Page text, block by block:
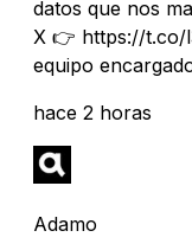
datos que nos
X 👉 https://t.co/
equipo
hace 2 horas
Adamo